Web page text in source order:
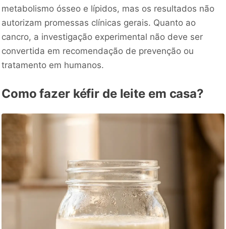
metabolismo ósseo e lípidos, mas os resultados não
autorizam promessas clínicas gerais. Quanto ao
cancro, a investigação experimental não deve ser
convertida em recomendação de prevenção ou
tratamento em humanos.
Como fazer kéfir de leite em casa?